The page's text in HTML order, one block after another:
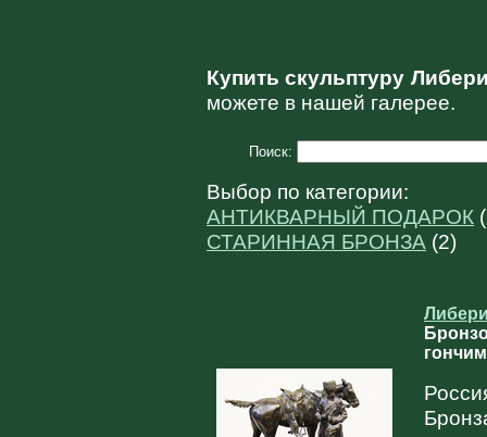
Купить скульптуру
можете в нашей галерее.
Поиск:
Выбор по категории:
АНТИКВАРНЫЙ ПОДАРОК
СТАРИННАЯ БРОНЗА (2)